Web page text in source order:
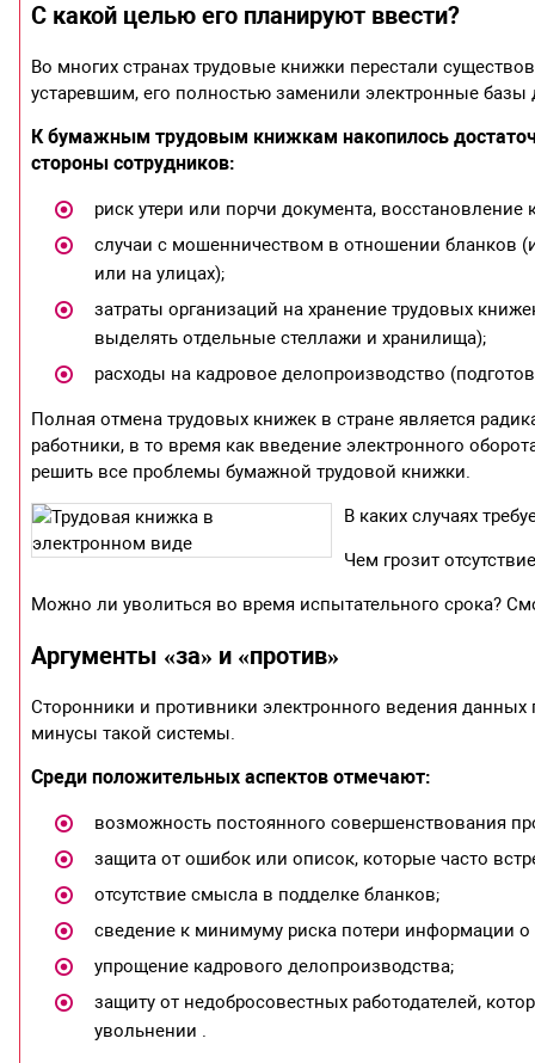
С какой целью его планируют ввести?
Во многих странах трудовые книжки перестали
устаревшим, его полностью заменили электронные
К бумажным трудовым книжкам накопилось
стороны сотрудников:
риск утери или порчи документа,
случаи с мошенничеством в отношении бланков
или на улицах);
затраты организаций на хранение трудовых
выделять отдельные стеллажи и хранилища);
расходы на кадровое делопроизводство
Полная отмена трудовых книжек в стране является
работники, в то время как введение электронного
решить все проблемы бумажной трудовой книжки.
В каких случаях
Чем грозит
Можно ли уволиться во время испытательного срока?
Аргументы «за» и «против»
Сторонники и противники электронного ведения
минусы такой системы.
Среди положительных аспектов отмечают:
возможность постоянного совершенствования
защита от ошибок или описок, которые часто
отсутствие смысла в подделке бланков;
сведение к минимуму риска потери информации о
упрощение кадрового делопроизводства;
защиту от недобросовестных работодателей,
увольнении .